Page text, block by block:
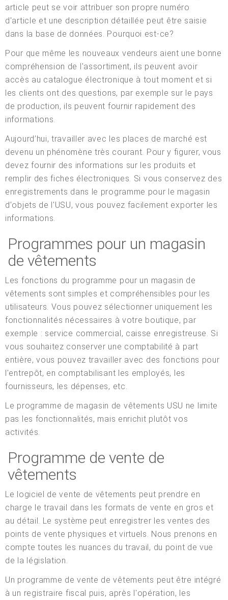
article peut se voir attribuer son propre numéro
d'article et une description détaillée peut être saisie
dans la base de données. Pourquoi est-ce?
Pour que même les nouveaux vendeurs aient une bonne
compréhension de l'assortiment, ils peuvent avoir
accès au catalogue électronique à tout moment et si
les clients ont des questions, par exemple sur le pays
de production, ils peuvent fournir rapidement des
informations.
Aujourd’hui, travailler avec les places de marché est
devenu un phénomène très courant. Pour y figurer, vous
devez fournir des informations sur les produits et
remplir des fiches électroniques. Si vous conservez des
enregistrements dans le programme pour le magasin
d'objets de l'USU, vous pouvez facilement exporter les
informations.
Programmes pour un magasin
de vêtements
Les fonctions du programme pour un magasin de
vêtements sont simples et compréhensibles pour les
utilisateurs. Vous pouvez sélectionner uniquement les
fonctionnalités nécessaires à votre boutique, par
exemple : service commercial, caisse enregistreuse. Si
vous souhaitez conserver une comptabilité à part
entière, vous pouvez travailler avec des fonctions pour
l'entrepôt, en comptabilisant les employés, les
fournisseurs, les dépenses, etc.
Le programme de magasin de vêtements USU ne limite
pas les fonctionnalités, mais enrichit plutôt vos
activités.
Programme de vente de
vêtements
Le logiciel de vente de vêtements peut prendre en
charge le travail dans les formats de vente en gros et
au détail. Le système peut enregistrer les ventes des
points de vente physiques et virtuels. Nous prenons en
compte toutes les nuances du travail, du point de vue
de la législation.
Un programme de vente de vêtements peut être intégré
à un registraire fiscal puis, après l'opération, les